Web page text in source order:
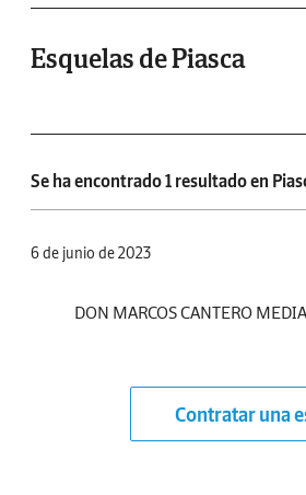
Esquelas de Piasca
Se ha encontrado 1 resultado en
6 de junio de 2023
DON MARCOS CANTERO
Contratar una